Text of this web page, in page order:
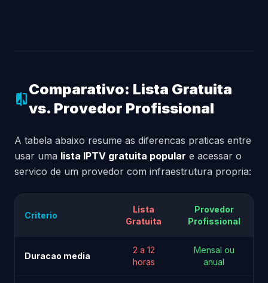
compare
Comparativo: Lista Gratuita
vs. Provedor Profissional
A tabela abaixo resume as diferencas praticas entre
usar uma lista IPTV gratuita popular e acessar o
servico de um provedor com infraestrutura propria:
Criterio
Lista
Gratuita
Provedor
Profissional
Duracao media
2 a 12
horas
Mensal ou
anual